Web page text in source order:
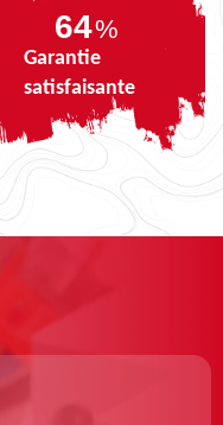
81%
Garantie
satisfaisante